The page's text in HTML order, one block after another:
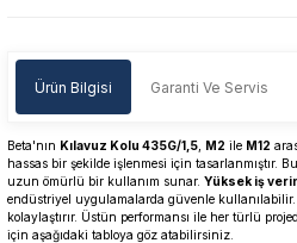
Ürün Bilgisi Garanti Ve Servis
Beta'nın Kılavuz Kolu 435G/1,5 M2 ile M12
hassas bir şekilde işlenmesi için tasarlanmıştır.
uzun ömürlü bir kullanım sunar. Yüksek iş
endüstriyel uygulamalarda güvenle kullanılabilir.
kolaylaştırır. Üstün performansı ile her türlü
için aşağıdaki tabloya göz atabilirsiniz.